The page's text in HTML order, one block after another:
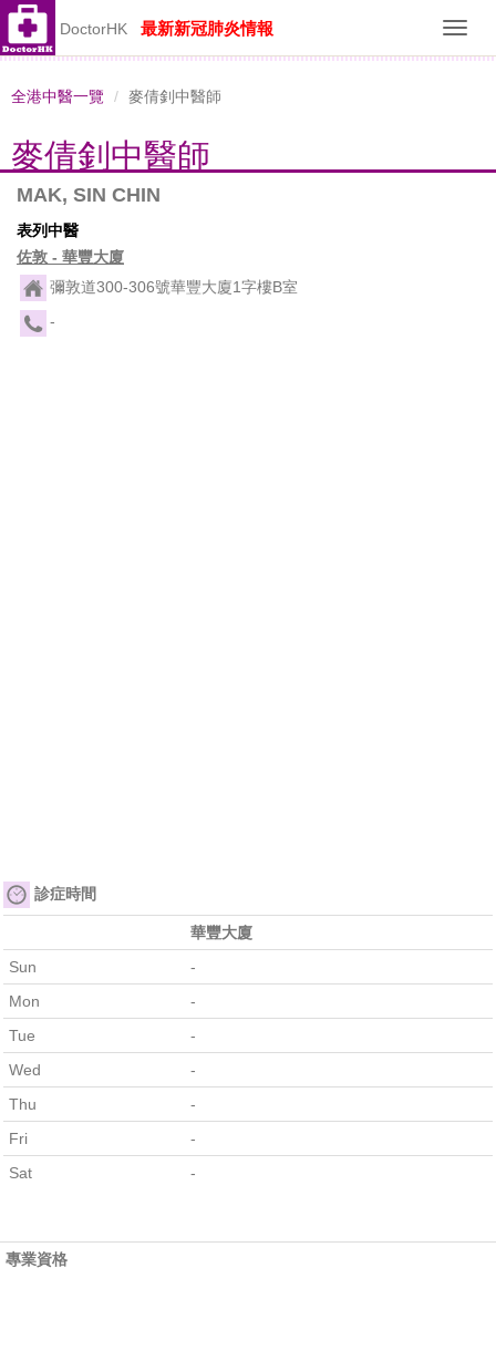
DoctorHK 最新新冠肺炎情報
全港中醫一覽 麥倩釗中醫師
麥倩釗中醫師
MAK, SIN CHIN
表列中醫
佐敦 - 華豐大廈
彌敦道300-306號華豐大廈1字樓B室
-
診症時間
華豐大廈
Sun
-
Mon
-
Tue
-
Wed
-
Thu
-
Fri
-
Sat
-
專業資格